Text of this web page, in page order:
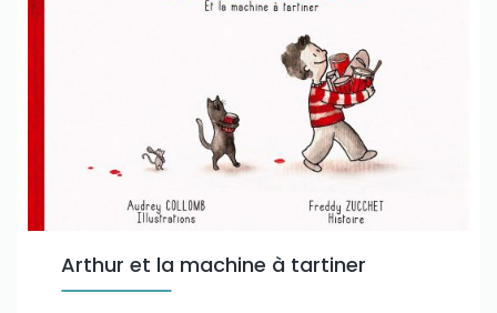
Arthur et la machine à tartiner